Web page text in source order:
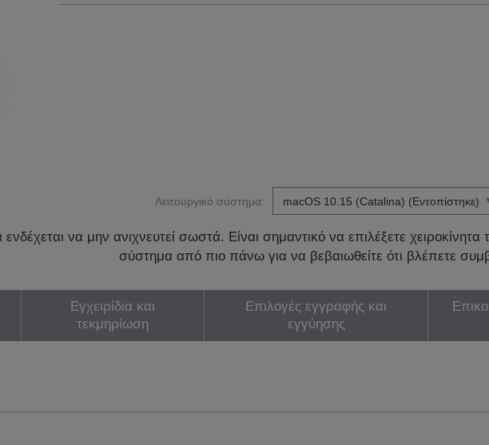
Λειτουργικό σύστημα:
να μην ανιχνευτεί σωστά. Είναι σημαντικό να επιλέξετε χειροκίνητα
σύστημα από πιο πάνω για να βεβαιωθείτε ότι βλέπετε
Εγχειρίδια και
τεκμηρίωση
Επιλογές εγγραφής και
εγγύησης